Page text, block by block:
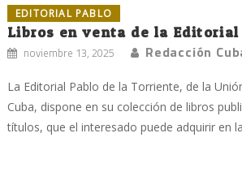
EDITORIAL PABLO
Libros en venta de la Editorial
noviembre 13, 2025 Redacción
La Editorial Pablo de la Torriente, de la
Cuba, dispone en su colección de libros
títulos, que el interesado puede adquirir en